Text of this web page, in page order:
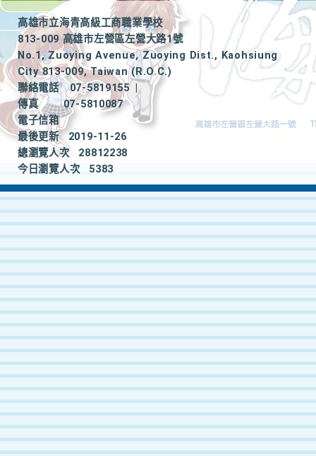
高雄市立海青高級工商職業學校
813-009 高雄市左營區左營大路1號
No.1, Zuoying Avenue, Zuoying Dist., Kaohsiung
City 813-009, Taiwan (R.O.C.)
聯絡電話
07-5819155
|
傳真
07-5810087
電子信箱
最後更新
2019-11-26
總瀏覽人次
28812238
今日瀏覽人次
5383